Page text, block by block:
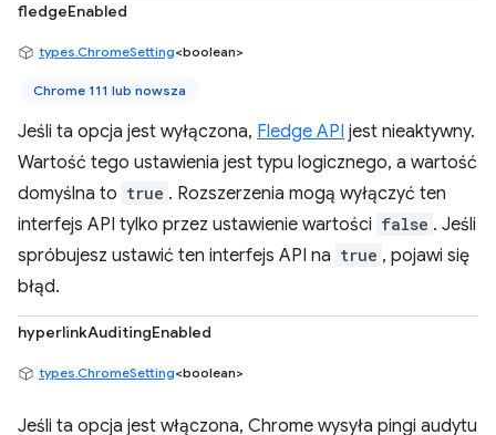
fledgeEnabled
types.ChromeSetting<boolean>
Chrome 111 lub nowsza
Jeśli ta opcja jest wyłączona, Fledge API jest nieaktywny.
Wartość tego ustawienia jest typu logicznego, a wartość
domyślna to true . Rozszerzenia mogą wyłączyć ten
interfejs API tylko przez ustawienie wartości false . Jeśli
spróbujesz ustawić ten interfejs API na true , pojawi się
błąd.
hyperlinkAuditingEnabled
types.ChromeSetting<boolean>
Jeśli ta opcja jest włączona, Chrome wysyła pingi audytu